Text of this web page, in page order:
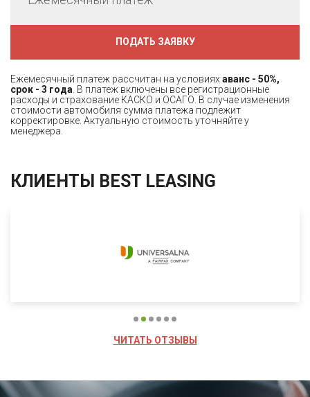
ПОДАТЬ ЗАЯВКУ
Ежемесячный платеж рассчитан на условиях аванс - 50%,
срок - 3 года . В платеж включены все регистрационные
расходы и страхование КАСКО и ОСАГО. В случае изменения
стоимости автомобиля сумма платежа подлежит
корректировке. Актуальную стоимость уточняйте у
менеджера.
КЛИЕНТЫ BEST LEASING
ЧИТАТЬ ОТЗЫВЫ